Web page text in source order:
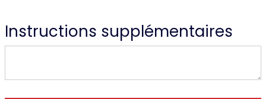
Instructions supplémentaires